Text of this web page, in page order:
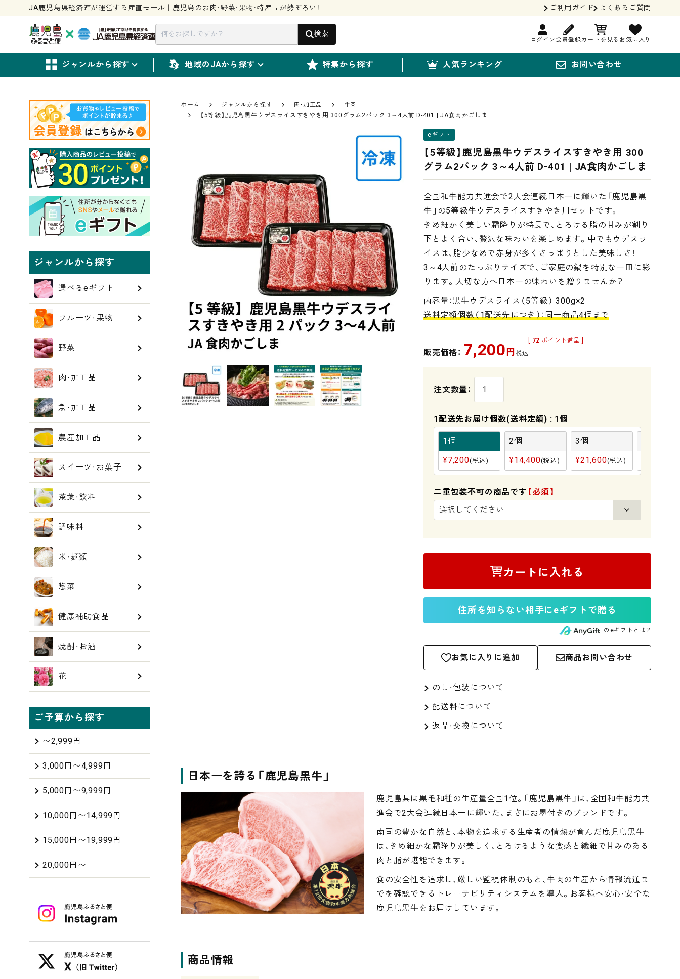
JA鹿児島県経済連が運営する産直モール｜鹿児島のお肉・野菜・果物・特産品が勢ぞろい！ ご利用ガイド よくあるご質問
検索
ログイン会員登録カートを見る お気に入り
ジャンルから探す 地域のJAから探す 特集から探す 人気ランキング お問い合わせ
ホーム ジャンルから探す 肉・加工品
牛肉
【5等級】鹿児島黒牛ウデスライスすきやき用 300グラム2パック 3～4人前 D-401 | JA食肉かごしま
eギフト
【5等級】鹿児島黒牛ウデスライスすきやき用 300
グラム2パック 3～4人前 D-401 | JA食肉かごしま
全国和牛能力共進会で2大会連続日本一に輝いた「鹿児島黒
牛」の5等級牛ウデスライスすきやき用セットです。
きめ細かく美しい霜降りが特長で、とろける脂の甘みが割り
下とよく合い、贅沢な味わいを楽しめます。中でもウデスラ
イスは、脂少なめで赤身が多くさっぱりとした美味しさ！
3～4人前のたっぷりサイズで、ご家庭の鍋を特別な一皿に彩
ります。大切な方へ日本一の味わいを贈りませんか？
内容量：黒牛ウデスライス（5等級） 300g×2
送料定額個数（1配送先につき）：同一商品4個まで
販売価格： 7,200 円 税込
72 ポイント進呈 ]
1配送先お届け個数(送料定額) 1個
1個
¥7,200 税込
2個
¥14,400 税込
3個
¥21,600 税込
二重包装不可の商品です
カートに入れる
住所を知らない相手にeギフトで贈る
のeギフトとは？
お気に入りに追加 商品お問い合わせ
のし・包装について
配送料について
返品・交換について
日本一を誇る「鹿児島黒牛」
鹿児島県は黒毛和種の生産量全国1位。「鹿児島黒牛」は、全国和牛能力共
進会で2大会連続日本一に輝いた、まさにお墨付きのブランドです。
南国の豊かな自然と、本物を追求する生産者の情熱が育んだ鹿児島黒牛
は、きめ細かな霜降りが美しく、とろけるような食感と繊細で甘みのある
肉と脂が堪能できます。
食の安全性を追求し、厳しい監視体制のもと、牛肉の生産から情報流通ま
でを確認できるトレーサビリティシステムを導入。お客様へ安心・安全な
鹿児島黒牛をお届けしています。
商品情報
ジャンルから探す
選べるeギフト
フルーツ・果物
野菜
肉・加工品
魚・加工品
農産加工品
スイーツ・お菓子
茶葉・飲料
調味料
米・麺類
惣菜
健康補助食品
焼酎・お酒
花
ご予算から探す
〜2,999円
3,000円〜4,999円
5,000円〜9,999円
10,000円〜14,999円
15,000円〜19,999円
20,000円〜